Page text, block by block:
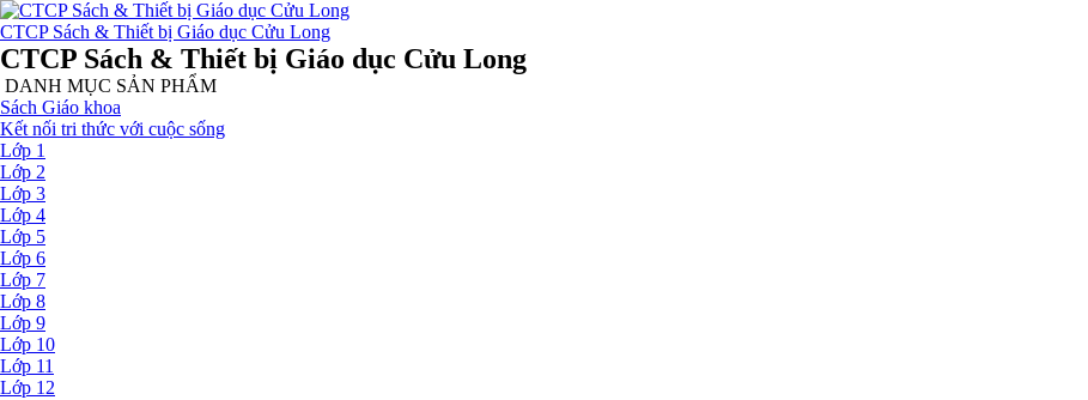
CTCP Sách & Thiết bị Giáo dục Cửu Long
CTCP Sách & Thiết bị Giáo dục Cửu Long
DANH MỤC SẢN PHẨM
Sách Giáo khoa
Kết nối tri thức với cuộc sống
Lớp 1
Lớp 2
Lớp 3
Lớp 4
Lớp 5
Lớp 6
Lớp 7
Lớp 8
Lớp 9
Lớp 10
Lớp 11
Lớp 12